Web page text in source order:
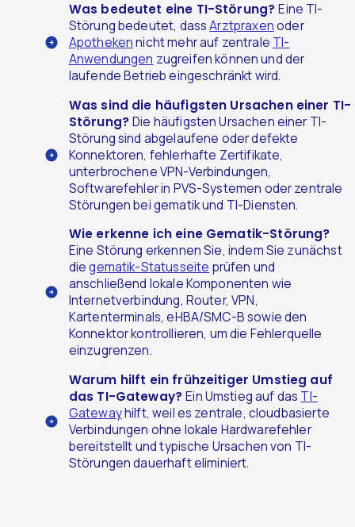
Was bedeutet eine TI-Störung?Eine TI-
Störung bedeutet, dassArztpraxenoder
Apothekennicht mehr auf zentrale TI-
Anwendungen zugreifen können und der
laufende Betrieb eingeschränkt wird.
Was sind die häufigsten Ursachen einer TI-
Störung?Die häufigsten Ursachen einer TI-
Störung sind abgelaufene oder defekte
Konnektoren, fehlerhafte Zertifikate,
unterbrochene VPN-Verbindungen,
Softwarefehler in PVS-Systemen oder zentrale
Störungen bei gematik und TI-Diensten.
Wie erkenne ich eine Gematik-Störung?
Eine Störung erkennen Sie, indem Sie zunächst
diegematik-Statusseite prüfen und
anschließend lokale Komponenten wie
Internetverbindung, Router, VPN,
Kartenterminals, eHBA/SMC-B sowie den
Konnektor kontrollieren, um die Fehlerquelle
einzugrenzen.
Warum hilft ein frühzeitiger Umstieg auf
das TI-Gateway?Ein Umstieg auf das TI-
Gatewayhilft, weil es zentrale, cloudbasierte
Verbindungen ohne lokale Hardwarefehler
bereitstellt und typische Ursachen von TI-
Störungen dauerhaft eliminiert.